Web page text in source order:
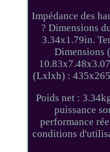
Impédance des
? Dimensions
3.34x1.79in.
Dimensions
(Lxlxh) :
Poids net :
puissance
performance
conditions